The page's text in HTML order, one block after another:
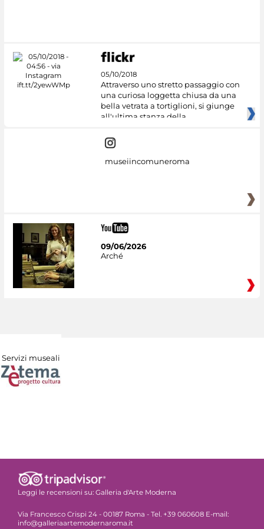
05/10/2018
Attraverso uno stretto passaggio con
una curiosa loggetta chiusa da una
bella vetrata a tortiglioni, si giunge
all'ultima stanza della
museiincomuneroma
09/06/2026
Arché
Servizi museali
Leggi le recensioni su: Galleria d'Arte Moderna
Via Francesco Crispi 24 - 00187 Roma - Tel. +39 060608 E-mail:
info@galleriaartemodernaroma.it